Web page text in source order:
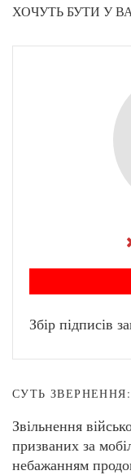
ХОЧУТЬ БУТИ У
Збір підписів
СУТЬ ЗВЕРНЕННЯ:
Звільнення
призваних за
небажанням